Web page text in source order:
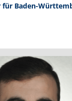
für Baden-